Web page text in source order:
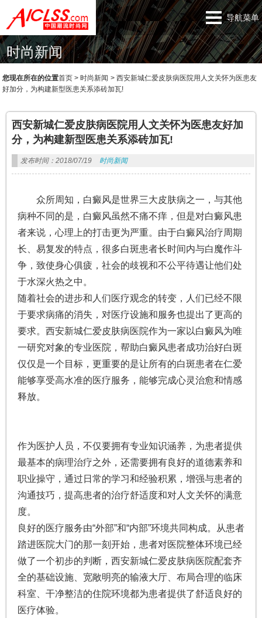
导航菜单
时尚新闻
您现在所在的位置首页 > 时尚新闻 >西安新城仁爱皮肤病医院用人文关怀为医患友
好加分，为构建新型医患关系添砖加瓦!
西安新城仁爱皮肤病医院用人文关怀为医患友好加
分，为构建新型医患关系添砖加瓦!
发布时间：2018/07/19 时尚新闻
众所周知，白癜风是世界三大皮肤病之一，与其他
病种不同的是，白癜风虽然不痛不痒，但是对白癜风患
者来说，心理上的打击更为严重。由于白癜风治疗周期
长、易复发的特点，很多白斑患者长时间内与白魔作斗
争，致使身心俱疲，社会的歧视和不公平待遇让他们处
于水深火热之中。
随着社会的进步和人们医疗观念的转变，人们已经不限
于要求病痛的消失，对医疗设施和服务也提出了更高的
要求。西安新城仁爱皮肤病医院作为一家以白癜风为唯
一研究对象的专业医院，帮助白癜风患者成功治好白斑
仅仅是一个目标，更重要的是让所有的白斑患者在仁爱
能够享受高水准的医疗服务，能够完成心灵治愈和情感
释放。
作为医护人员，不仅要拥有专业知识涵养，为患者提供
最基本的病理治疗之外，还需要拥有良好的道德素养和
职业操守，通过日常的学习和经验积累，增强与患者的
沟通技巧，提高患者的治疗舒适度和对人文关怀的满意
度。
良好的医疗服务由“外部”和“内部”环境共同构成。从患者
踏进医院大门的那一刻开始，患者对医院整体环境已经
做了一个初步的判断，西安新城仁爱皮肤病医院配套齐
全的基础设施、宽敞明亮的输液大厅、布局合理的临床
科室、干净整洁的住院环境都为患者提供了舒适良好的
医疗体验。